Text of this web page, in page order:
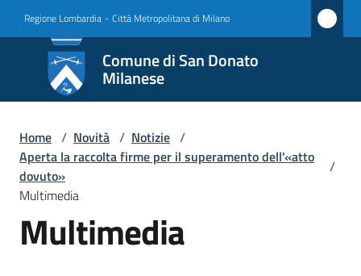
Regione Lombardia - Città Metropolitana di Milano
Comune di San Donato
Milanese
Comune
di San
Donato
Milanese
Amministrazione
Novità
Home / Novità / Notizie /
Aperta la raccolta firme per il superamento dell'«atto
dovuto»
/
Multimedia
Multimedia